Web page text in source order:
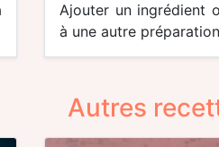
Ajouter un ingrédient
à une autre
Autres